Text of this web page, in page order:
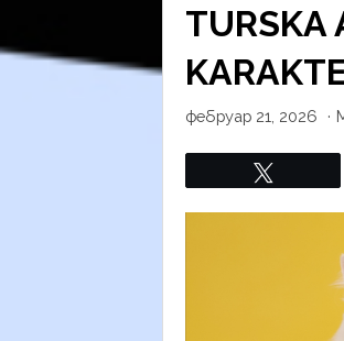
TURSKA
фебруар 21, 2026 ·